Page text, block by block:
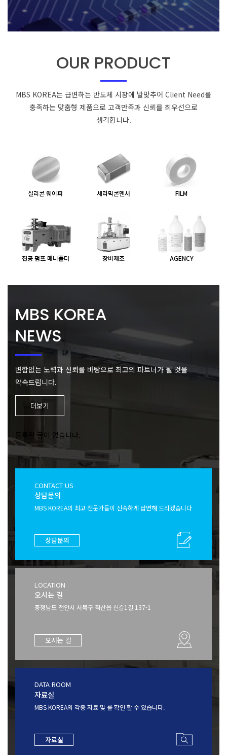
OUR PRODUCT
MBS KOREA는 급변하는 반도체 시장에 발맞추어 Client Need를
충족하는 맞춤형 제품으로 고객만족과 신뢰를 최우선으로
생각합니다.
실리콘 웨이퍼 세라믹콘덴서 FILM
진공 펌프 매니폴더 장비제조 AGENCY
MBS KOREA
NEWS
변함없는 노력과 신뢰를 바탕으로 최고의 파트너가 될 것을
약속드립니다.
더보기
등록된 글이 없습니다.
CONTACT US
상담문의
MBS KOREA의 최고 전문가들이 신속하게 답변해 드리겠습니다
상담문의
LOCATION
오시는 길
충청남도 천안시 서북구 직산읍 신갈1길 137-1
오시는 길
DATA ROOM
자료실
MBS KOREA의 각종 자료 및 를확인 할 수 있습니다.
자료실